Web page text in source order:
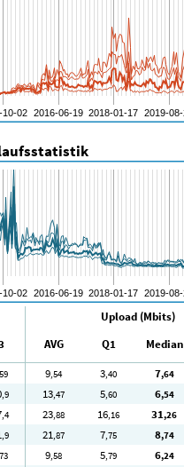
Upload (Mbits)
AVG Q1 Median
9,54 3,40 7,64
,9 13,47 5,60 6,54
,4 23,88 16,16 31,26
,9 21,87 7,75 8,74
9,58 5,79 6,24